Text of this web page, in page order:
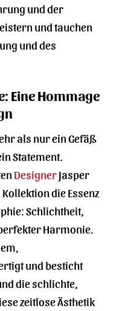
und der
und tauchen
und des
Eine Hommage
als nur ein Gefäß
Statement.
DesignerJasper
die Essenz
Schlichtheit,
Harmonie.
und besticht
die schlichte,
zeitlose Ästhetik